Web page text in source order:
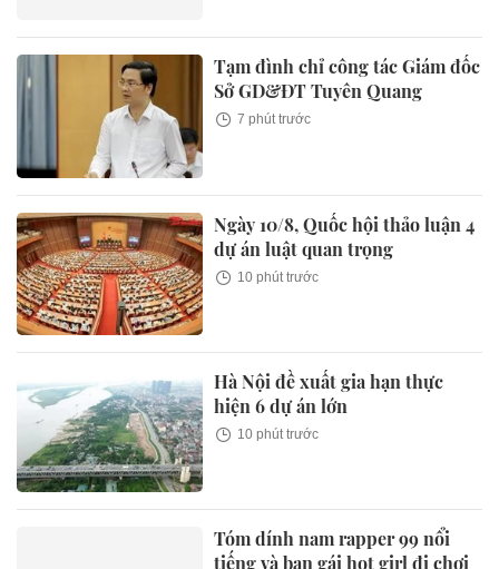
Tạm đình chỉ công tác Giám đốc
Sở GD&ĐT Tuyên Quang
7 phút trước
Ngày 10/8, Quốc hội thảo luận 4
dự án luật quan trọng
10 phút trước
Hà Nội đề xuất gia hạn thực
hiện 6 dự án lớn
10 phút trước
Tóm dính nam rapper 99 nổi
tiếng và bạn gái hot girl đi chơi